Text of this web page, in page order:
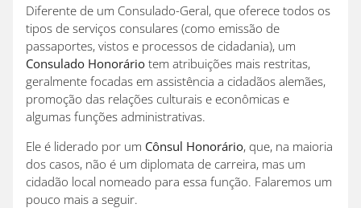
Diferente de um Consulado-Geral, que oferece todos os
tipos de serviços consulares (como emissão de
passaportes, vistos e processos de cidadania), um
Consulado Honorário tem atribuições mais restritas,
geralmente focadas em assistência a cidadãos alemães,
promoção das relações culturais e econômicas e
algumas funções administrativas.
Ele é liderado por um Cônsul Honorário, que, na maioria
dos casos, não é um diplomata de carreira, mas um
cidadão local nomeado para essa função. Falaremos um
pouco mais a seguir.